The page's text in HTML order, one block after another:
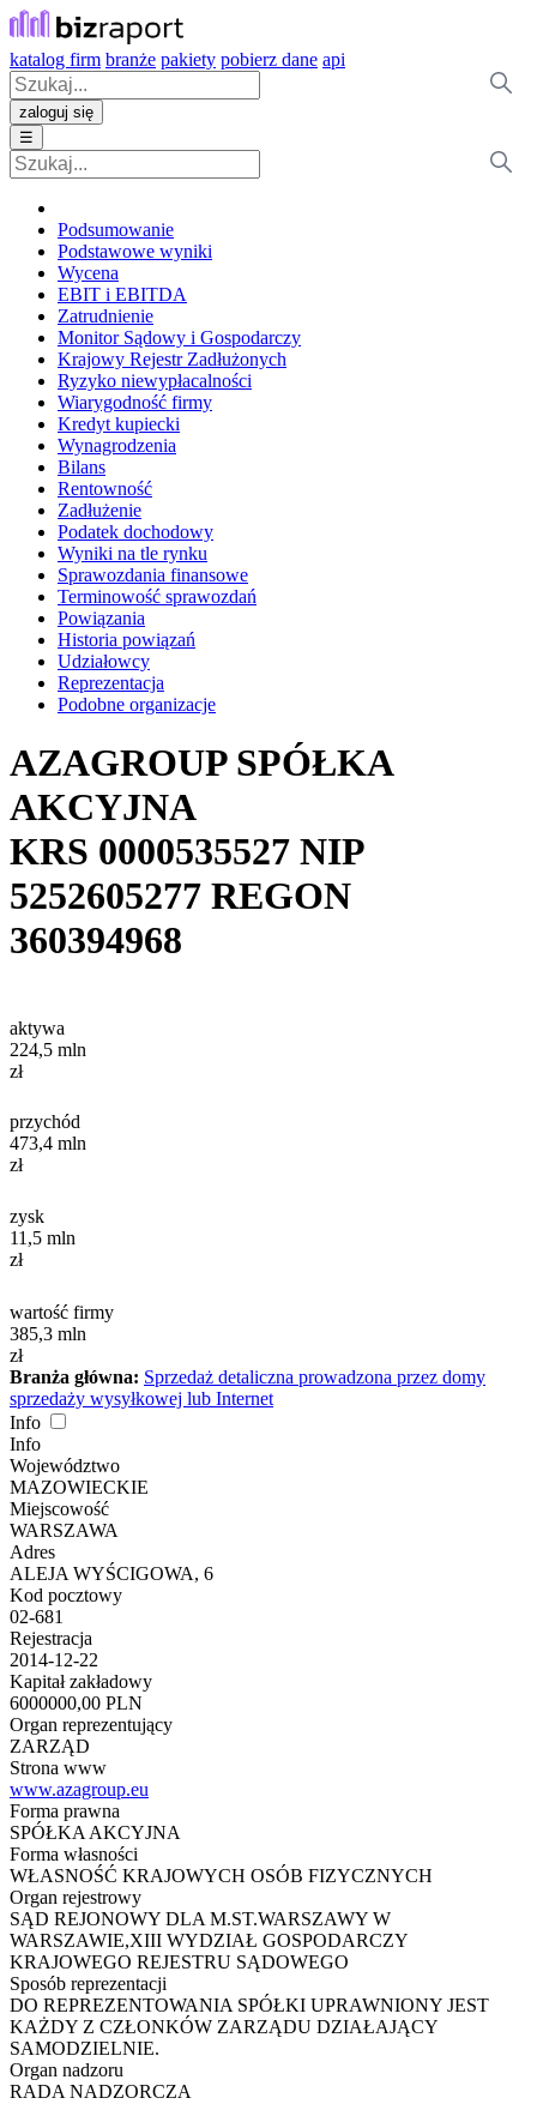
katalog firm branże pakiety pobierz dane api
zaloguj się
☰
Podsumowanie
Podstawowe wyniki
Wycena
EBIT i EBITDA
Zatrudnienie
Monitor Sądowy i Gospodarczy
Krajowy Rejestr Zadłużonych
Ryzyko niewypłacalności
Wiarygodność firmy
Kredyt kupiecki
Wynagrodzenia
Bilans
Rentowność
Zadłużenie
Podatek dochodowy
Wyniki na tle rynku
Sprawozdania finansowe
Terminowość sprawozdań
Powiązania
Historia powiązań
Udziałowcy
Reprezentacja
Podobne organizacje
AZAGROUP SPÓŁKA
AKCYJNA
KRS 0000535527 NIP
5252605277 REGON
360394968
aktywa
224,5 mln
zł
przychód
473,4 mln
zł
zysk
11,5 mln
zł
wartość firmy
385,3 mln
zł
Branża główna: Sprzedaż detaliczna prowadzona przez domy
sprzedaży wysyłkowej lub Internet
Info
Info
Województwo
MAZOWIECKIE
Miejscowość
WARSZAWA
Adres
ALEJA WYŚCIGOWA, 6
Kod pocztowy
02-681
Rejestracja
2014-12-22
Kapitał zakładowy
6000000,00 PLN
Organ reprezentujący
ZARZĄD
Strona www
www.azagroup.eu
Forma prawna
SPÓŁKA AKCYJNA
Forma własności
WŁASNOŚĆ KRAJOWYCH OSÓB FIZYCZNYCH
Organ rejestrowy
SĄD REJONOWY DLA M.ST.WARSZAWY W
WARSZAWIE,XIII WYDZIAŁ GOSPODARCZY
KRAJOWEGO REJESTRU SĄDOWEGO
Sposób reprezentacji
DO REPREZENTOWANIA SPÓŁKI UPRAWNIONY JEST
KAŻDY Z CZŁONKÓW ZARZĄDU DZIAŁAJĄCY
SAMODZIELNIE.
Organ nadzoru
RADA NADZORCZA